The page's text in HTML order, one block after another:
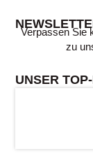
Verpassen Sie
zu
UNSER